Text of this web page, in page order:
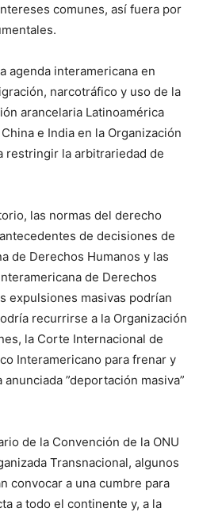
comunes, así fuera por
agenda interamericana en
narcotráfico y uso de la
arancelaria Latinoamérica
e India en la Organización
restringir la arbitrariedad de
las normas del derecho
de decisiones de
de Derechos Humanos y las
de Derechos
expulsiones masivas podrían
recurrirse a la Organización
la Corte Internacional de
Interamericano para frenar y
”deportación masiva”
de la Convención de la ONU
Transnacional, algunos
convocar a una cumbre para
a todo el continente y, a la